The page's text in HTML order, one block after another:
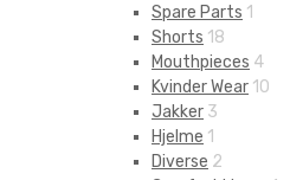
Spare Parts 1
Shorts 18
Mouthpieces 4
Kvinder Wear 10
Jakker 3
Hjelme 1
Diverse 2